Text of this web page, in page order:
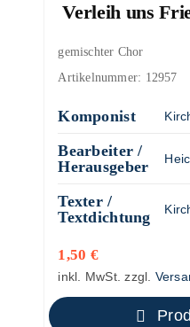
Verleih uns
gemischter Chor
Artikelnummer: 12957
Komponist
Bearbeiter /
Herausgeber
Texter /
Textdichtung
1,50 €
inkl. MwSt. zzgl.